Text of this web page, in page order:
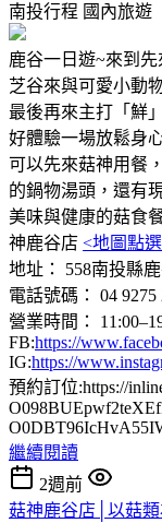
南投行程 國內旅遊
鹿谷一日遊~來到
芝谷來與可愛小動
最後再來主打「鮮
好體驗一場放鬆身
可以先來菇神用餐
的鍋物湯頭，還有
美味與健康的菇食
神鹿谷店 <地圖點
地址： 558南投縣
電話號碼： 04 9275
營業時間：
FB:https://
IG:https://
預約訂位:https://
繼續閱讀
2週前
菇神鹿谷店│以菇